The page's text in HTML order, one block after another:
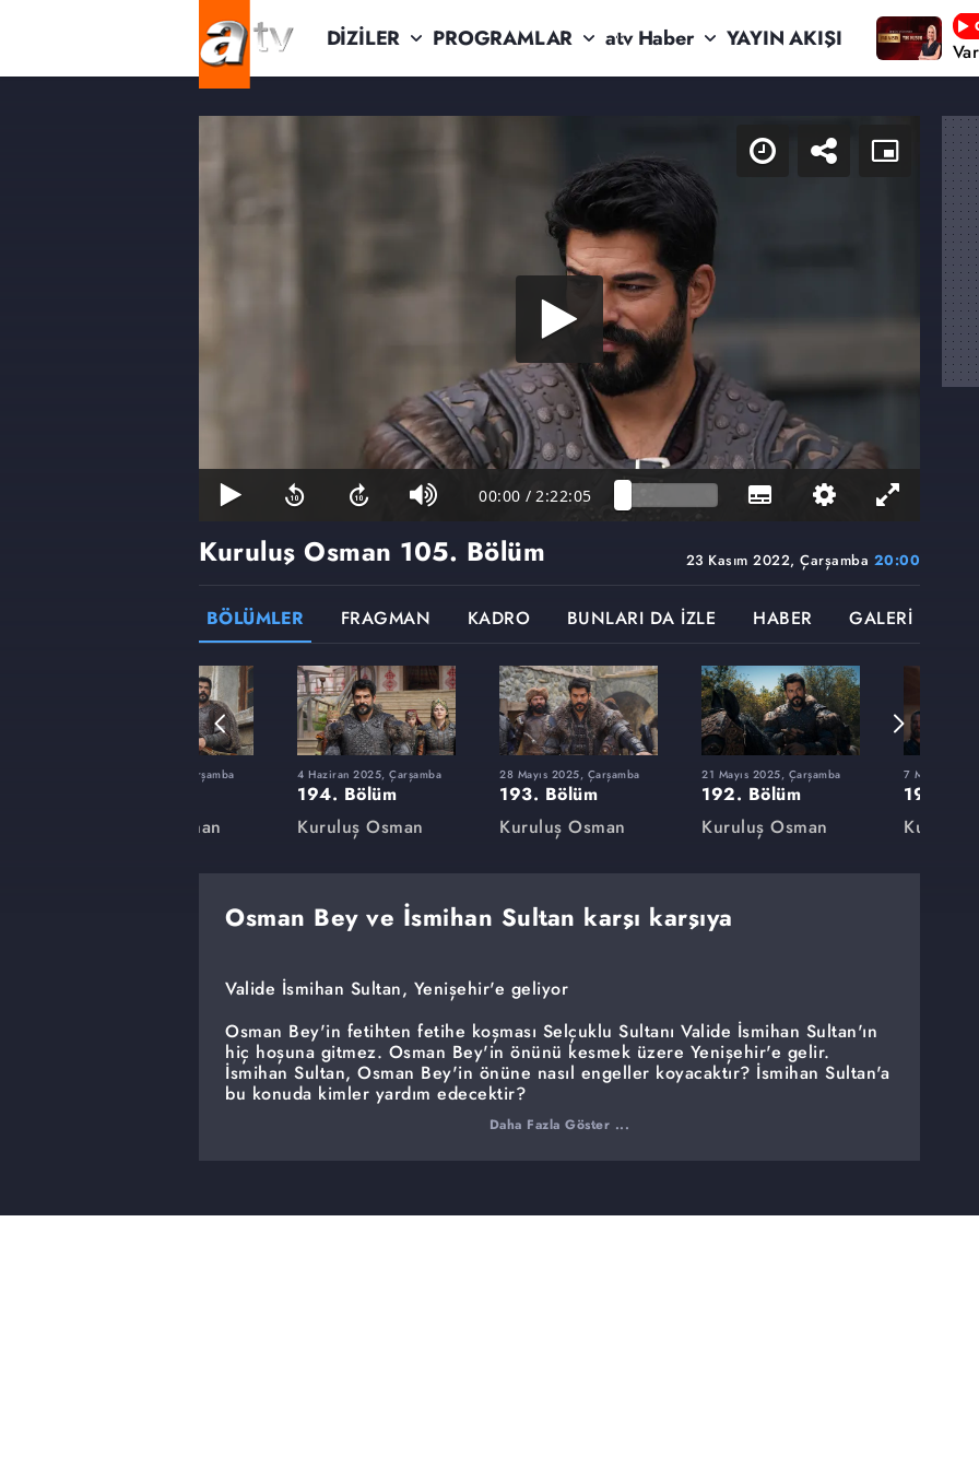
DİZİLER PROGRAMLAR atv Haber YAYIN AKIŞI
00:00 / 2:22:05
23 Kasım 2022, Çarşamba 20:00
Kuruluş Osman 105. Bölüm
BÖLÜMLER FRAGMAN KADRO BUNLARI DA İZLE HABER GALERİ
12 Şubat 2025, Çarşamba
Kuruluş Osman
4 Haziran 2025, Çarşamba
194. Bölüm
Kuruluş Osman
28 Mayıs 2025, Çarşamba
193. Bölüm
Kuruluş Osman
21 Mayıs 2025, Çarşamba
192. Bölüm
Kuruluş Osman
7 Mayıs 2025,
191.
Kuruluş
Osman Bey ve İsmihan Sultan karşı karşıya
Valide İsmihan Sultan, Yenişehir'e geliyor
Osman Bey'in fetihten fetihe koşması Selçuklu Sultanı Valide İsmihan Sultan'ın
hiç hoşuna gitmez. Osman Bey'in önünü kesmek üzere Yenişehir'e gelir.
İsmihan Sultan, Osman Bey'in önüne nasıl engeller koyacaktır? İsmihan Sultan'a
bu konuda kimler yardım edecektir?
Marmaracık Hisarı kimin olacak?
alındığı için oldukça mutludur. Marmaracık için yaptığı fedakarlıklara karşı
Daha Fazla Göster ...